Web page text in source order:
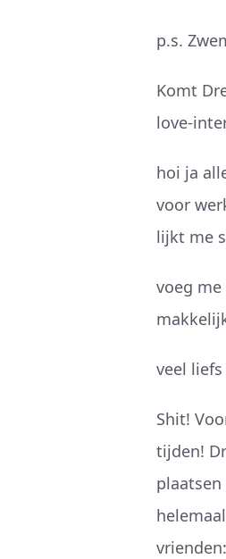
p.s.
Komt
love-
hoi ja
voor
lijkt me
voeg
veel
Shit!
tijden!